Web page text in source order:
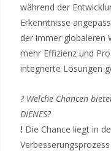
während der
Erkenntnisse
der immer globaleren
mehr Effizienz und
integrierte Lösungen
? Welche Chancen
DIENES?
! Die Chance liegt in